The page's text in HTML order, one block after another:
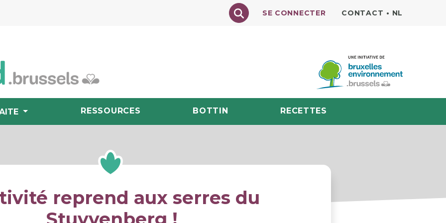
Texte à rechercher
SE CONNECTER CONTACT • NL
RESSOURCES BOTTIN RECETTES
reprend aux serres du